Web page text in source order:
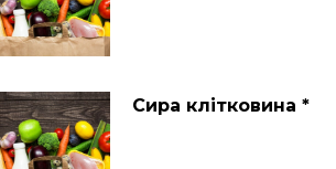
Сира клітковина *